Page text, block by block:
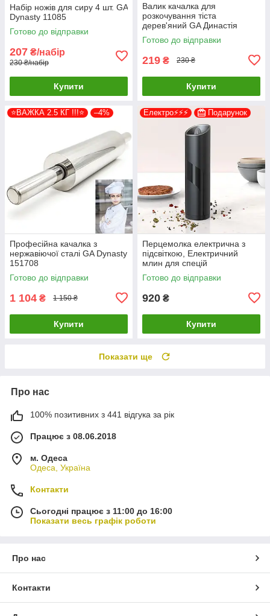
Набір ножів для сиру 4 шт. GA
Dynasty 11085
Готово до відправки
207 ₴/набір
230 ₴/набір
Купити
Валик качалка для
розкочування тіста
дерев'яний GA Династія
26019
Готово до відправки
219 ₴ 230 ₴
Купити
⭐ВАЖКА 2.5 КГ !!!⭐ –4%
Професійна качалка з
нержавіючої сталі GA Dynasty
151708
Готово до відправки
1 104 ₴ 1 150 ₴
Купити
Електро⚡⚡⚡ Подарунок
Перцемолка електрична з
підсвіткою, Електричний
млин для спецій
Готово до відправки
920 ₴
Купити
Показати ще
Про нас
100% позитивних з 441 відгука за рік
Працює з 08.06.2018
м. Одеса
Одеса, Україна
Контакти
Сьогодні працює з 11:00 до 16:00
Показати весь графік роботи
Про нас
Контакти